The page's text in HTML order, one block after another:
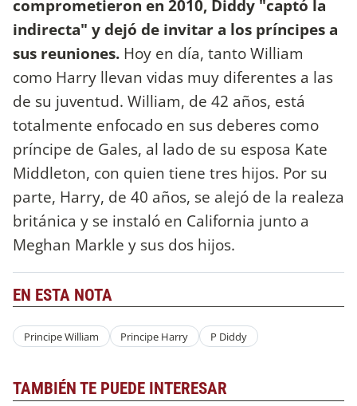
comprometieron en 2010, Diddy "captó la
indirecta" y dejó de invitar a los príncipes a
sus reuniones. Hoy en día, tanto William
como Harry llevan vidas muy diferentes a las
de su juventud. William, de 42 años, está
totalmente enfocado en sus deberes como
príncipe de Gales, al lado de su esposa Kate
Middleton, con quien tiene tres hijos. Por su
parte, Harry, de 40 años, se alejó de la realeza
británica y se instaló en California junto a
Meghan Markle y sus dos hijos.
EN ESTA NOTA
Principe William Principe Harry P Diddy
TAMBIÉN TE PUEDE INTERESAR